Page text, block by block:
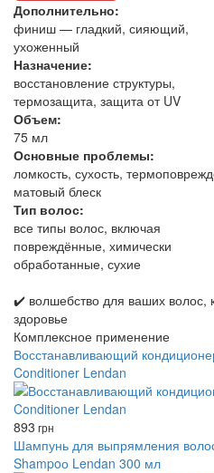
Дополнительно:
финиш — гладкий, сияющий,
ухоженный
Назначение:
восстановление структуры,
термозащита, защита от UV
Объем:
75 мл
Основные проблемы:
ломкость, сухость,
матовый блеск
Тип волос:
все типы волос, включая
повреждённые, химически
обработанные, сухие
✔️ волшебство для ваших волос,
здоровье
Комплексное применение
Восстанавливающий
Conditioner Lendan
893 грн
Шампунь для выпрямления
Shampoо Lendan 300 мл